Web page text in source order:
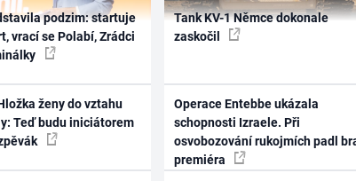
podzim: startuje
vrací se Polabí, Zrádci
ženy do vztahu
Teď budu iniciátorem
Tank KV-1 Němce dokonale
zaskočil
Operace Entebbe ukázala
schopnosti Izraele. Při
osvobozování rukojmích padl
premiéra